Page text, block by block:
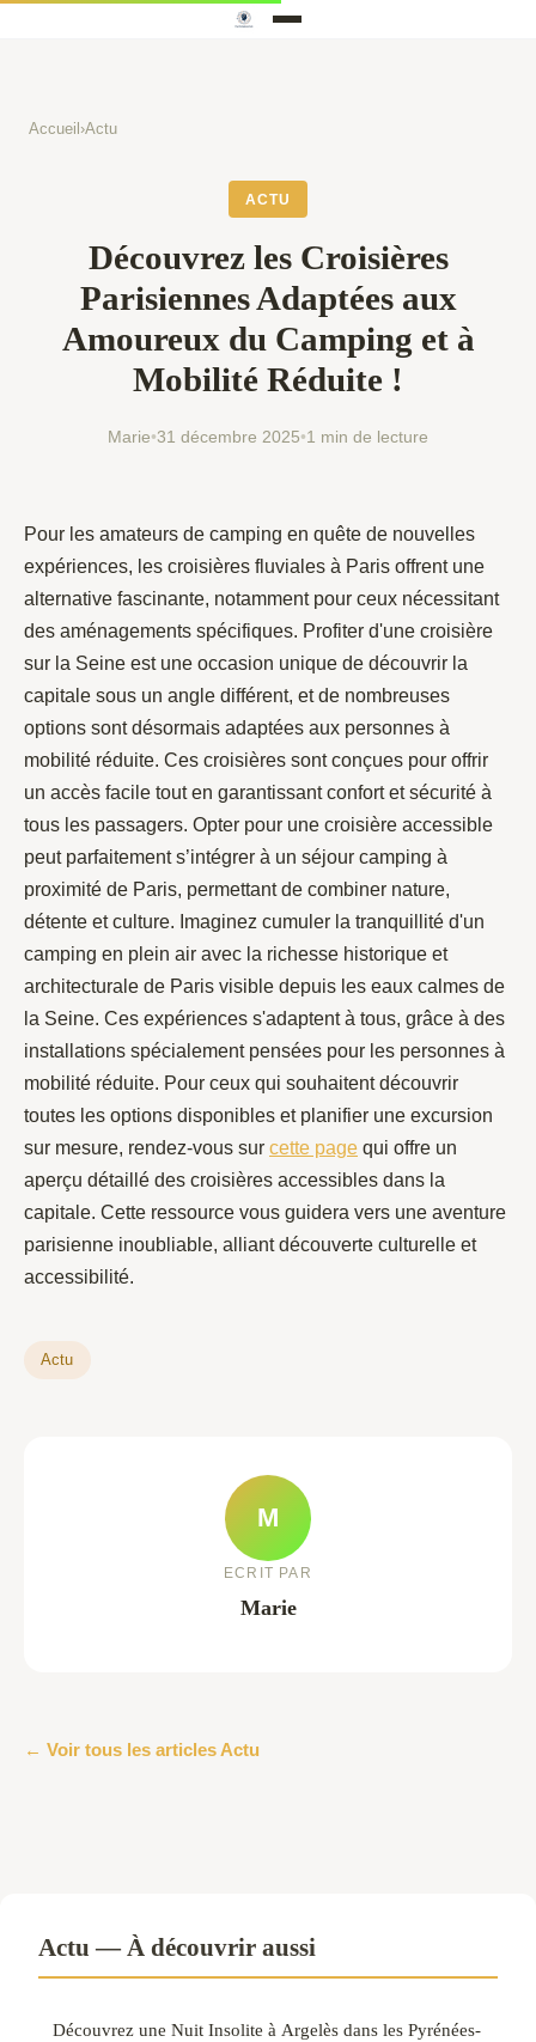
Accueil ›Actu
ACTU
Découvrez les Croisières
Parisiennes Adaptées aux
Amoureux du Camping et à
Mobilité Réduite !
Marie•31 décembre 2025•1 min de lecture
Pour les amateurs de camping en quête de nouvelles
expériences, les croisières fluviales à Paris offrent une
alternative fascinante, notamment pour ceux nécessitant
des aménagements spécifiques. Profiter d'une croisière
sur la Seine est une occasion unique de découvrir la
capitale sous un angle différent, et de nombreuses
options sont désormais adaptées aux personnes à
mobilité réduite. Ces croisières sont conçues pour offrir
un accès facile tout en garantissant confort et sécurité à
tous les passagers. Opter pour une croisière accessible
peut parfaitement s’intégrer à un séjour camping à
proximité de Paris, permettant de combiner nature,
détente et culture. Imaginez cumuler la tranquillité d'un
camping en plein air avec la richesse historique et
architecturale de Paris visible depuis les eaux calmes de
la Seine. Ces expériences s'adaptent à tous, grâce à des
installations spécialement pensées pour les personnes à
mobilité réduite. Pour ceux qui souhaitent découvrir
toutes les options disponibles et planifier une excursion
sur mesure, rendez-vous sur cette page qui offre un
aperçu détaillé des croisières accessibles dans la
capitale. Cette ressource vous guidera vers une aventure
parisienne inoubliable, alliant découverte culturelle et
accessibilité.
Actu
M
ECRIT PAR
Marie
← Voir tous les articles Actu
Actu — À découvrir aussi
Découvrez une Nuit Insolite à Argelès dans les Pyrénées-